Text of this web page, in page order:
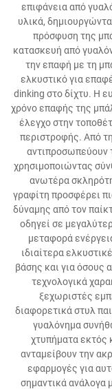
επιφάνεια από
υλικά,
πρόσφυση της
κατασκευή από
την επαφή με τη
ελκυστικό για
dinking στο δίχτυ. Η
χρόνο επαφής της
έλεγχο στην
περιστροφής. Από
αντιπροσωπεύουν
χρησιμοποιώντας
ανωτέρα
γραφίτη προσφέρει
δύναμης από τον
οδηγεί σε
μεταφορά
ιδιαίτερα
βάσης και για όσους
τεχνολογικά
ξεχωριστές
διαφορετικά στυλ
γυαλόνημα
χτυπήματα εκτός
ανταμείβουν την
εφαρμογές για
σημαντικά ανάλογα